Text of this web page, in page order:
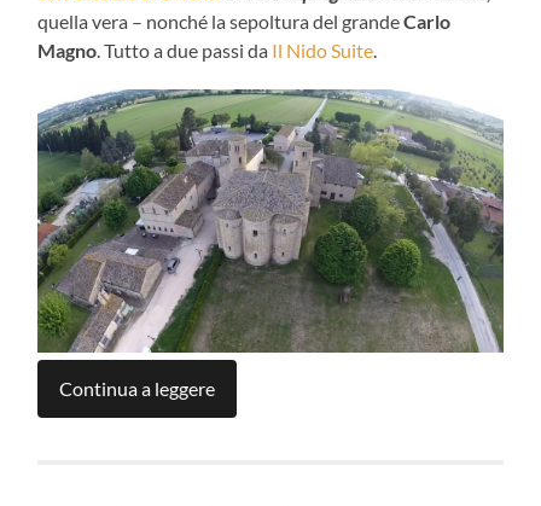
quella vera – nonché la sepoltura del grandeCarlo
Magno. Tutto a due passi da Il Nido Suite.
Continua a leggere